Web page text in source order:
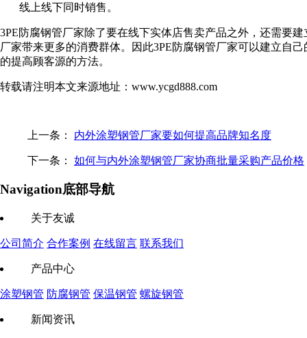
线上线下同时销售。
3PE防腐钢管厂家除了要在线下实体店售卖产品之外，还需要
厂家带来更多的消费群体。因此3PE防腐钢管厂家可以建立自
的提高顾客源的方法。
转载请注明本文来源地址： www.ycgd888.com
上一条： 内外涂塑钢管厂家要如何提高品牌知名度
下一条： 如何与内外涂塑钢管厂家协商批量采购产品价格
Navigation底部导航
关于友诚
公司简介 合作案例 在线留言 联系我们
产品中心
涂塑钢管 防腐钢管 保温钢管 螺旋钢管
新闻资讯